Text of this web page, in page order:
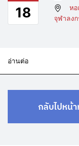
18
ห
จุฬาลง
อ่านต่อ
กลับไปหน้